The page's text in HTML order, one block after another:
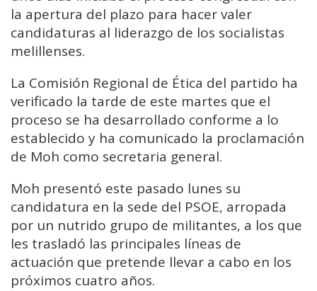
la apertura del plazo para hacer valer
candidaturas al liderazgo de los socialistas
melillenses.
La Comisión Regional de Ética del partido ha
verificado la tarde de este martes que el
proceso se ha desarrollado conforme a lo
establecido y ha comunicado la proclamación
de Moh como secretaria general.
Moh presentó este pasado lunes su
candidatura en la sede del PSOE, arropada
por un nutrido grupo de militantes, a los que
les trasladó las principales líneas de
actuación que pretende llevar a cabo en los
próximos cuatro años.